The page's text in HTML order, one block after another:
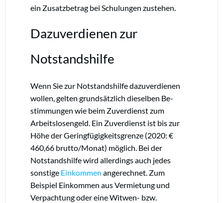
ein Zusatzbetrag bei Schulungen zustehen.
Dazuverdienen zur
Notstandshilfe
Wenn Sie zur Notstandshilfe dazuverdienen
wollen, gelten grundsätzlich dieselben Be­
stimm­ung­en wie beim Zuverdienst zum
Arbeitslosengeld. Ein Zuverdienst ist bis zur
Höhe der Ge­ring­fügig­keits­grenze (2020: €
460,66 brutto/Monat) möglich. Bei der
Notstandshilfe wird aller­dings auch jedes
sonstige Einkommen angerechnet. Zum
Beispiel Einkommen aus Ver­miet­ung und
Verpachtung oder eine Witwen- bzw.